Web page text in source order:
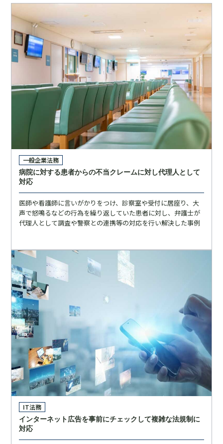
一般企業法務
病院に対する患者からの不当クレームに対し代理人として
対応
医師や看護師に言いがかりをつけ、診察室や受付に居座り、大
声で怒鳴るなどの行為を繰り返していた患者に対し、弁護士が
代理人として調査や警察との連携等の対応を行い解決した事例
IT法務
インターネット広告を事前にチェックして複雑な法規制に
対応